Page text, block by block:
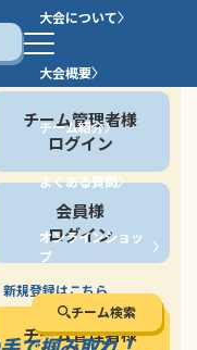
大会について
大会概要
チーム紹介
よくある質問
オンラインショッ
プ
チーム検索
停止する
会員の方
チーム管理者様
ログイン
会員様
ログイン
新規登録はこちら
チーム管理者様